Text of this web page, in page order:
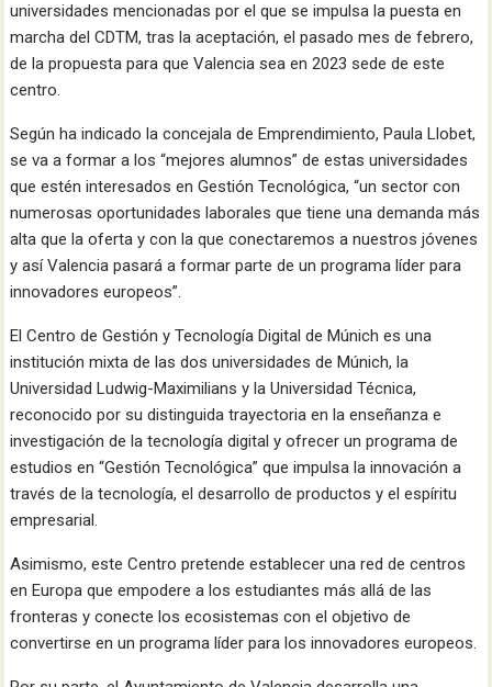
universidades mencionadas por el que se impulsa la puesta en
marcha del CDTM, tras la aceptación, el pasado mes de febrero,
de la propuesta para que Valencia sea en 2023 sede de este
centro.
Según ha indicado la concejala de Emprendimiento, Paula Llobet,
se va a formar a los “mejores alumnos” de estas universidades
que estén interesados en Gestión Tecnológica, “un sector con
numerosas oportunidades laborales que tiene una demanda más
alta que la oferta y con la que conectaremos a nuestros jóvenes
y así Valencia pasará a formar parte de un programa líder para
innovadores europeos”.
El Centro de Gestión y Tecnología Digital de Múnich es una
institución mixta de las dos universidades de Múnich, la
Universidad Ludwig-Maximilians y la Universidad Técnica,
reconocido por su distinguida trayectoria en la enseñanza e
investigación de la tecnología digital y ofrecer un programa de
estudios en “Gestión Tecnológica” que impulsa la innovación a
través de la tecnología, el desarrollo de productos y el espíritu
empresarial.
Asimismo, este Centro pretende establecer una red de centros
en Europa que empodere a los estudiantes más allá de las
fronteras y conecte los ecosistemas con el objetivo de
convertirse en un programa líder para los innovadores europeos.